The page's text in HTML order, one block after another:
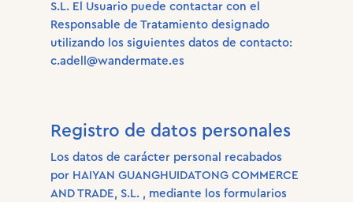
S.L. El Usuario puede contactar con el
Responsable de Tratamiento designado
utilizando los siguientes datos de contacto:
c.adell@wandermate.es
Registro de datos personales
Los datos de carácter personal recabados
por HAIYAN GUANGHUIDATONG COMMERCE
AND TRADE, S.L. , mediante los formularios